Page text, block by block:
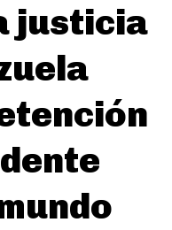
justicia